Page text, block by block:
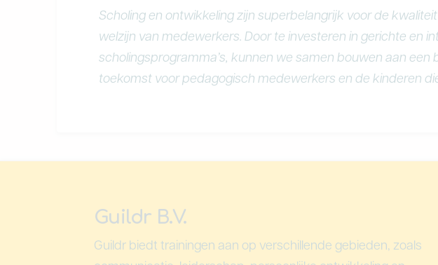
Scholing en ontwikkeling zijn superbelangrijk voor de
welzijn van medewerkers. Door te investeren in gerichte en
scholingsprogramma’s, kunnen we samen bouwen aan een
toekomst voor pedagogisch medewerkers en de kinderen
Guildr B.V.
Guildr biedt trainingen aan op verschillende gebieden, zoals